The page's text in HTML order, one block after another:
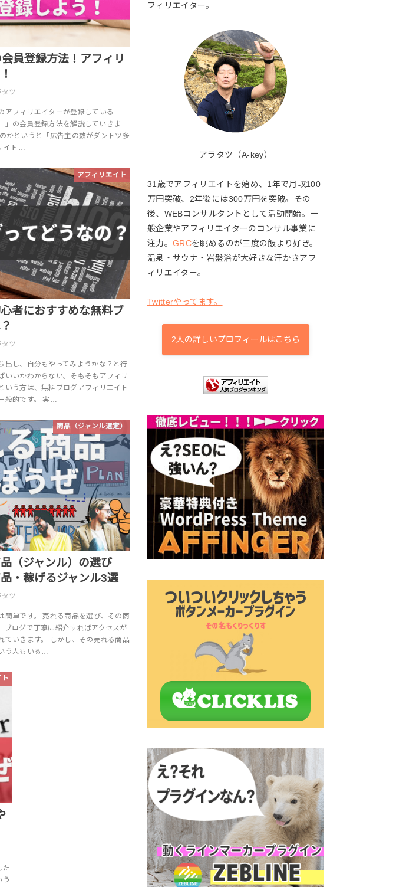
員登録方法！アフィリ
タツ
アフィリエイターが登録している
」の会員登録方法を解説していきま
かというと「広告主の数がダントツ多
イト…
アフィリエイト
者におすすめな無料ブ
タツ
出し、自分もやってみようかな？と行
いいかわからない。そもそもアフィリ
いう方は、無料ブログアフィリエイト
般的です。 実…
商品（ジャンル選定）
（ジャンル）の選び
・稼げるジャンル3選
タツ
簡単です。 売れる商品を選び、その商
ブログで丁寧に紹介すればアクセスが
ていきます。 しかし、その売れる商品
う人もいる…
ト
た
う
フィリエイター。
アラタツ（A-key）
31歳でアフィリエイトを始め、1年で月収100
万円突破、2年後には300万円を突破。その
後、WEBコンサルタントとして活動開始。一
般企業やアフィリエイターのコンサル事業に
注力。GRCを眺めるのが三度の飯より好き。
温泉・サウナ・岩盤浴が大好きな汗かきアフ
ィリエイター。
Twitterやってます。
2人の詳しいプロフィールはこちら